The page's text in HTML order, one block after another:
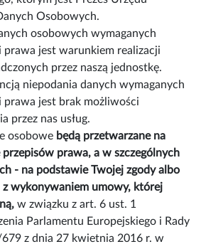
Osobowych.
osobowych wymaganych
prawa jest warunkiem realizacji
przez naszą jednostkę.
niepodania danych wymaganych
prawa jest brak możliwości
przez nas usług.
osobowe będą przetwarzane na
prawa, a w szczególnych
- na podstawie Twojej zgody albo
z wykonywaniem umowy, której
w związku z art. 6 ust. 1
Parlamentu Europejskiego i Rady
z dnia 27 kwietnia 2016 r. w